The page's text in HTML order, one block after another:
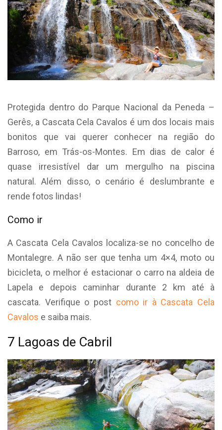
Protegida dentro do Parque Nacional da Peneda –
Gerês, a Cascata Cela Cavalos é um dos locais mais
bonitos que vai querer conhecer na região do
Barroso, em Trás-os-Montes. Em dias de calor é
quase irresistível dar um mergulho na piscina
natural. Além disso, o cenário é deslumbrante e
rende fotos lindas!
Como ir
A Cascata Cela Cavalos localiza-se no concelho de
Montalegre. A não ser que tenha um 4×4, moto ou
bicicleta, o melhor é estacionar o carro na aldeia de
Lapela e depois caminhar durante 2 km até à
cascata. Verifique o post como ir à Cascata Cela
Cavalos e saiba mais.
7 Lagoas de Cabril